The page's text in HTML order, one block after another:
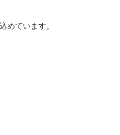
めています。